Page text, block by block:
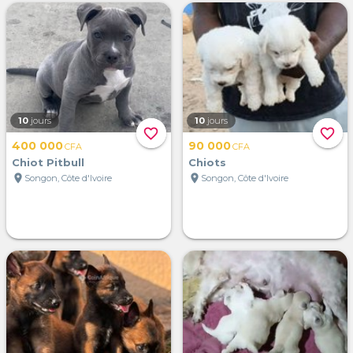
favorite_border
10 jours
400 000CFA
Chiot Pitbull
location_on Songon, Côte d'Ivoire
favorite_border
10 jours
90 000CFA
Chiots
location_on Songon, Côte d'Ivoire